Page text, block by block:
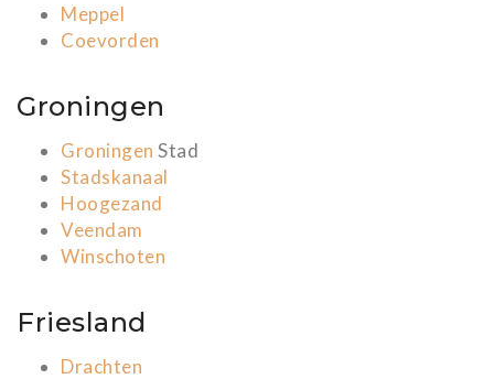
Meppel
Coevorden
Groningen
Groningen Stad
Stadskanaal
Hoogezand
Veendam
Winschoten
Friesland
Drachten